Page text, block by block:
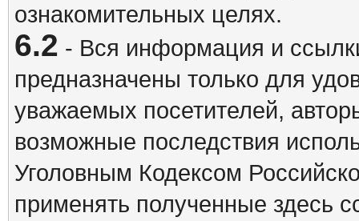
ознакомительных целях.
6.2 - Вся информация и
предназначены только для
уважаемых посетителей,
возможные последствия
Уголовным Кодексом
применять полученные здесь